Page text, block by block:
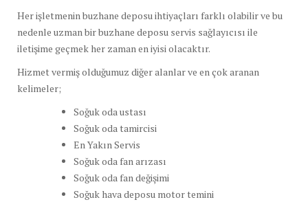
Her işletmenin buzhane deposu ihtiyaçları farklı olabilir ve bu
nedenle uzman bir buzhane deposu servis sağlayıcısı ile
iletişime geçmek her zaman en iyisi olacaktır.
Hizmet vermiş olduğumuz diğer alanlar ve en çok aranan
kelimeler;
Soğuk oda ustası
Soğuk oda tamircisi
En Yakın Servis
Soğuk oda fan arızası
Soğuk oda fan değişimi
Soğuk hava deposu motor temini